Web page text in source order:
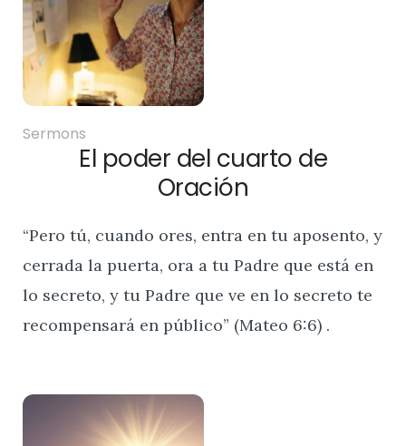
Sermons
El poder del cuarto de
Oración
“Pero tú, cuando ores, entra en tu aposento, y
cerrada la puerta, ora a tu Padre que está en
lo secreto, y tu Padre que ve en lo secreto te
recompensará en público” (Mateo 6:6) .